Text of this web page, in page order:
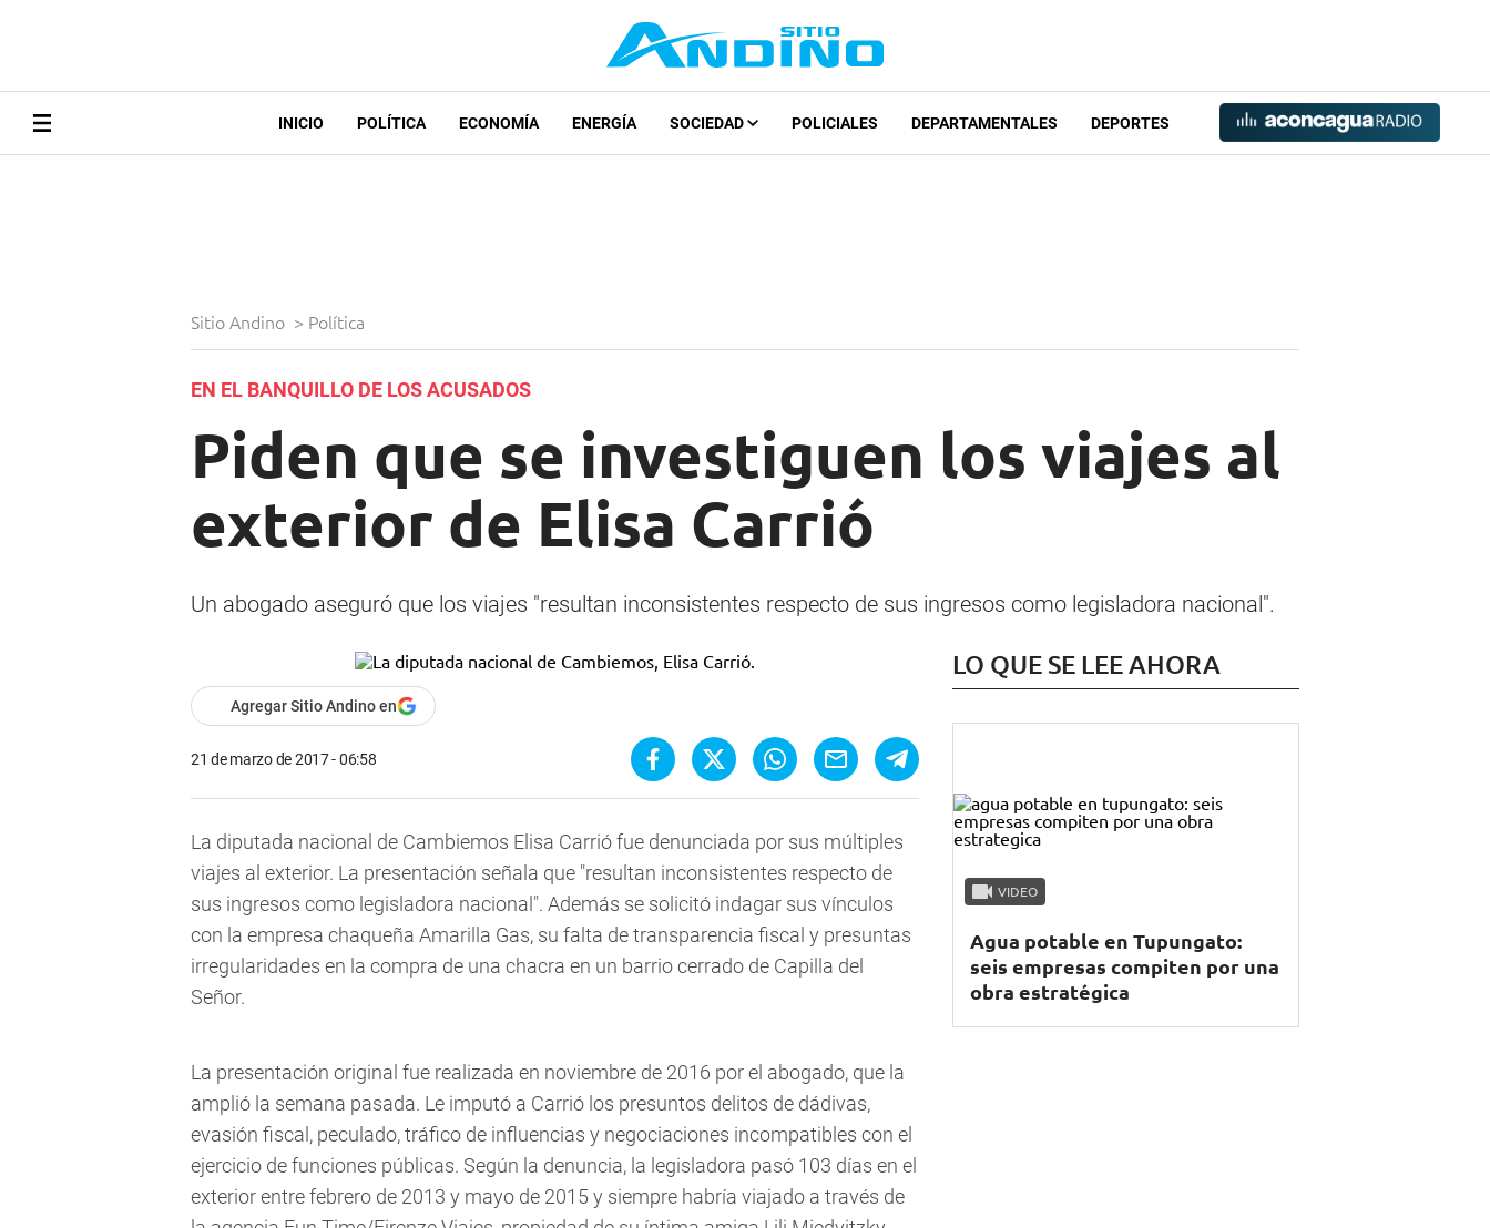
INICIO POLÍTICA ECONOMÍA ENERGÍA SOCIEDAD POLICIALES DEPARTAMENTALES DEPORTES
Sitio Andino > Política
EN EL BANQUILLO DE LOS ACUSADOS
Piden que se investiguen los viajes al
exterior de Elisa Carrió
Un abogado aseguró que los viajes "resultan inconsistentes respecto de sus ingresos como legisladora nacional".
Agregar Sitio Andino en
21 de marzo de 2017 - 06:58
La diputada nacional de Cambiemos Elisa Carrió fue denunciada por sus múltiples
viajes al exterior. La presentación señala que "resultan inconsistentes respecto de
sus ingresos como legisladora nacional". Además se solicitó indagar sus vínculos
con la empresa chaqueña Amarilla Gas, su falta de transparencia fiscal y presuntas
irregularidades en la compra de una chacra en un barrio cerrado de Capilla del
Señor.
La presentación original fue realizada en noviembre de 2016 por el abogado, que la
amplió la semana pasada. Le imputó a Carrió los presuntos delitos de dádivas,
evasión fiscal, peculado, tráfico de influencias y negociaciones incompatibles con el
ejercicio de funciones públicas. Según la denuncia, la legisladora pasó 103 días en el
exterior entre febrero de 2013 y mayo de 2015 y siempre habría viajado a través de
LO QUE SE LEE AHORA
VIDEO
Agua potable en Tupungato:
seis empresas compiten por una
obra estratégica